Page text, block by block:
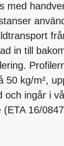
med
in till
50 kg/m²,
och ingår i
(ETA 16/